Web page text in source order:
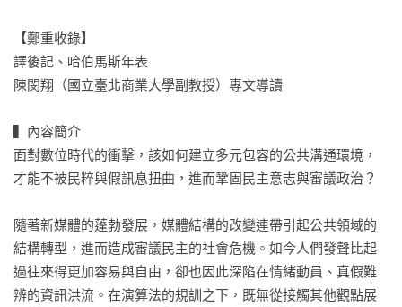
【鄭重收錄】
譯後記、哈伯馬斯年表
陳閔翔（國立臺北商業大學副教授）專文導讀
▍內容簡介
面對數位時代的衝擊，該如何建立多元包容的公共溝通環境，
才能不被民粹與假訊息扭曲，進而鞏固民主意志與審議政治？
隨著新媒體的蓬勃發展，媒體結構的改變連帶引起公共領域的
結構轉型，進而造成審議民主的社會危機。如今人們發聲比起
過往來得更加容易與自由，卻也因此深陷在情緒動員、真假難
辨的資訊洪流。在演算法的規訓之下，既無從接觸其他觀點展